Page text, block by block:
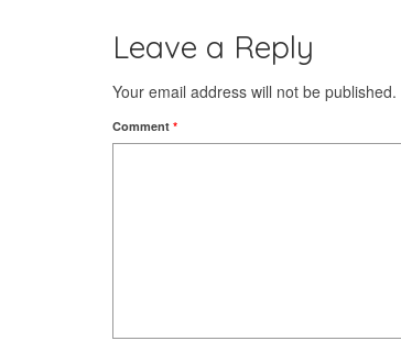
Leave a Reply
Your email address will not be published.
Comment *